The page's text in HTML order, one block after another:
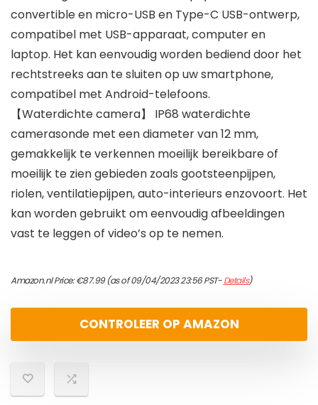
convertible en micro-USB en Type-C USB-ontwerp,
compatibel met USB-apparaat, computer en
laptop. Het kan eenvoudig worden bediend door het
rechtstreeks aan te sluiten op uw smartphone,
compatibel met Android-telefoons.
【Waterdichte camera】 IP68 waterdichte
camerasonde met een diameter van 12 mm,
gemakkelijk te verkennen moeilijk bereikbare of
moeilijk te zien gebieden zoals gootsteenpijpen,
riolen, ventilatiepijpen, auto-interieurs enzovoort. Het
kan worden gebruikt om eenvoudig afbeeldingen
vast te leggen of video’s op te nemen.
Amazon.nl Price:€87.99(as of 09/04/2023 23:56 PST-Details)
CONTROLEER OP AMAZON